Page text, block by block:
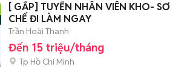
[ GẤP] TUYỂN NHÂN VIÊN KHO- SƠ
CHẾ ĐI LÀM NGAY
Trần Hoài Thanh
Đến 15 triệu/tháng
Tp Hồ Chí Minh